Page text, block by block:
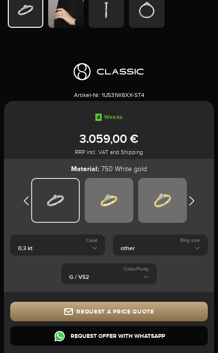
Artikel-Nr: 1U531W8XX-ST4
4 Weeks
3.059,00 €
RRP incl. VAT and Shipping
Material: 750 White gold
Carat Ring size
Color/Purity
REQUEST A PRICE QUOTE
REQUEST OFFER WITH WHATSAPP